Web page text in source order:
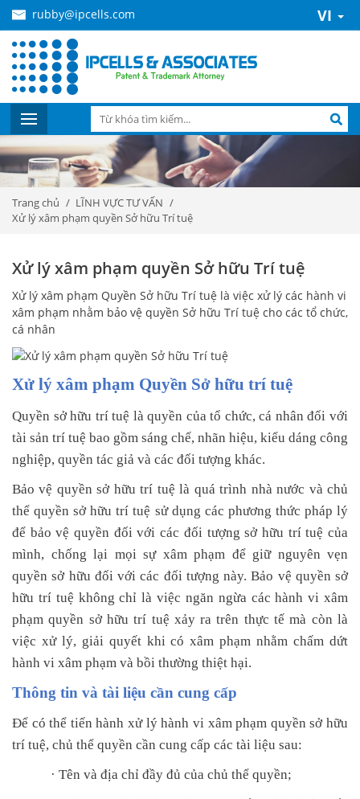
rubby@ipcells.com VI
Trang chủ
LĨNH VỰC TƯ VẤN
Xử lý xâm phạm quyền Sở hữu Trí tuệ
Xử lý xâm phạm quyền Sở hữu Trí tuệ
Xử lý xâm phạm Quyền Sở hữu Trí tuệ là việc xử lý các hành vi
xâm phạm nhằm bảo vệ quyền Sở hữu Trí tuệ cho các tổ chức,
cá nhân
Xử lý xâm phạm Quyền Sở hữu trí tuệ
Quyền sở hữu trí tuệ là quyền của tổ chức, cá nhân đối với
tài sản trí tuệ bao gồm sáng chế, nhãn hiệu, kiểu dáng công
nghiệp, quyền tác giả và các đối tượng khác.
Bảo vệ quyền sở hữu trí tuệ là quá trình nhà nước và chủ
thể quyền sở hữu trí tuệ sử dụng các phương thức pháp lý
để bảo vệ quyền đối với các đối tượng sở hữu trí tuệ của
mình, chống lại mọi sự xâm phạm để giữ nguyên vẹn
quyền sở hữu đối với các đối tượng này. Bảo vệ quyền sở
hữu trí tuệ không chỉ là việc ngăn ngừa các hành vi xâm
phạm quyền sở hữu trí tuệ xảy ra trên thực tế mà còn là
việc xử lý, giải quyết khi có xâm phạm nhằm chấm dứt
hành vi xâm phạm và bồi thường thiệt hại.
Thông tin và tài liệu cần cung cấp
Để có thể tiến hành xử lý hành vi xâm phạm quyền sở hữu
trí tuệ, chủ thể quyền cần cung cấp các tài liệu sau:
· Tên và địa chỉ đầy đủ của chủ thể quyền;